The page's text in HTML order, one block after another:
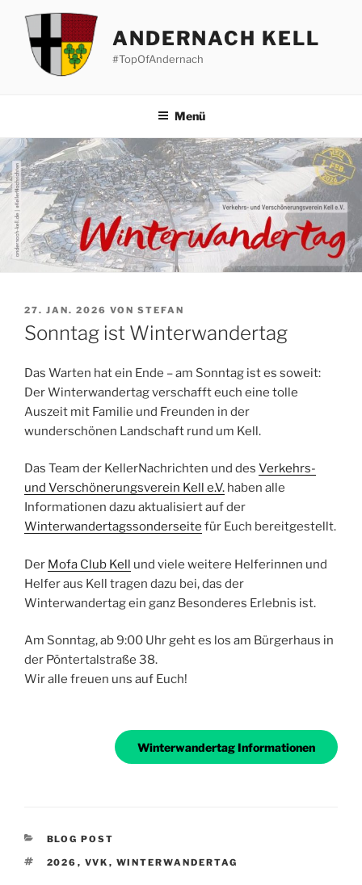
Inhalt
springen
ANDERNACH KELL
#TopOfAndernach
Menü
VERÖFFENTLICHT
AM
27. JAN. 2026 VON STEFAN
Sonntag ist Winterwandertag
Das Warten hat ein Ende – am Sonntag ist es soweit:
Der Winterwandertag verschafft euch eine tolle
Auszeit mit Familie und Freunden in der
wunderschönen Landschaft rund um Kell.
Das Team der KellerNachrichten und des Verkehrs-
und Verschönerungsverein Kell e.V. haben alle
Informationen dazu aktualisiert auf der
Winterwandertagssonderseite für Euch bereitgestellt.
Der Mofa Club Kell und viele weitere Helferinnen und
Helfer aus Kell tragen dazu bei, das der
Winterwandertag ein ganz Besonderes Erlebnis ist.
Am Sonntag, ab 9:00 Uhr geht es los am Bürgerhaus in
der Pöntertalstraße 38.
Wir alle freuen uns auf Euch!
Winterwandertag Informationen
KATEGORIEN
BLOG POST
SCHLAGWÖRTER
2026 , VVK , WINTERWANDERTAG